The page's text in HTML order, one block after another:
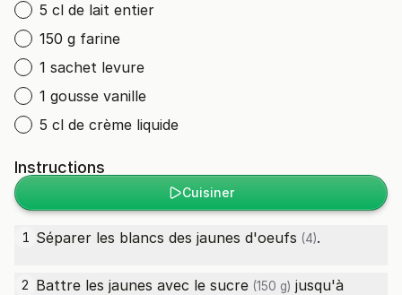
5 cl de lait entier
150 g farine
1 sachet levure
1 gousse vanille
5 cl de crème liquide
Instructions
Cuisiner
1 Séparer les blancs des jaunes d'oeufs (4).
2 Battre les jaunes avec le sucre (150 g) jusqu'à